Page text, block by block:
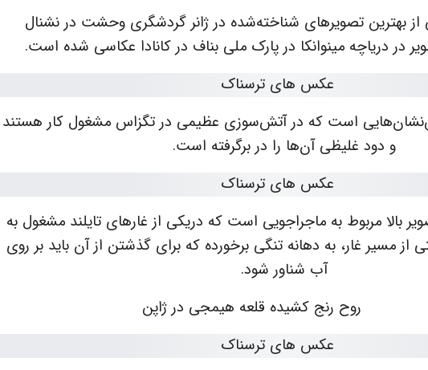
بهترین تصویرهای شناخته‌شده در ژانر گردشگری وحشت در نشنال
در دریاچه مینوانکا در پارک ملی بناف در کانادا عکاسی شده است.
است که در آتش‌سوزی عظیمی در تگزاس مشغول کار هستند
و دود غلیظی آن‌ها را در برگرفته است.
بالا مربوط به ماجراجویی است که دریکی از غارهای تایلند مشغول به
مسیر غار، به دهانه تنگی برخورده که برای گذشتن از آن باید بر روی
آب شناور شود.
روح رنج کشیده قلعه هیمجی در ژاپن